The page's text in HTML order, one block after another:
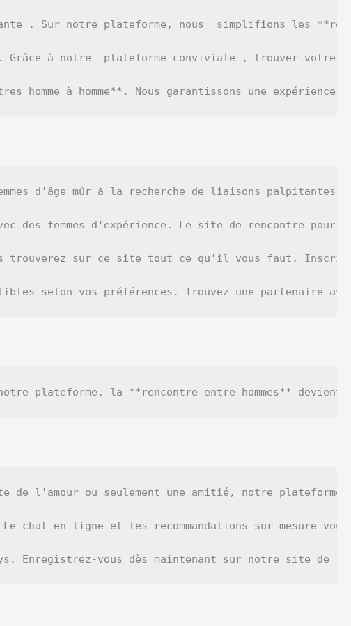
. Sur notre plateforme, nous  simplifions les
Grâce à notre  plateforme conviviale , trouver
à homme**. Nous garantissons une
d'âge mûr à la recherche de liaisons
des femmes d'expérience. Le site de rencontre
trouverez sur ce site tout ce qu'il vous faut.
de l'amour ou seulement une amitié, notre
chat en ligne et les recommandations sur mesure